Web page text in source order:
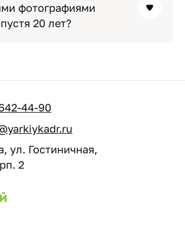
фотографиями
20 лет?
44-90
ул. Гостиничная,
2